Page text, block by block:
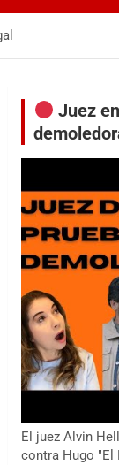
Juez
El juez Alvin
contra Hugo "El